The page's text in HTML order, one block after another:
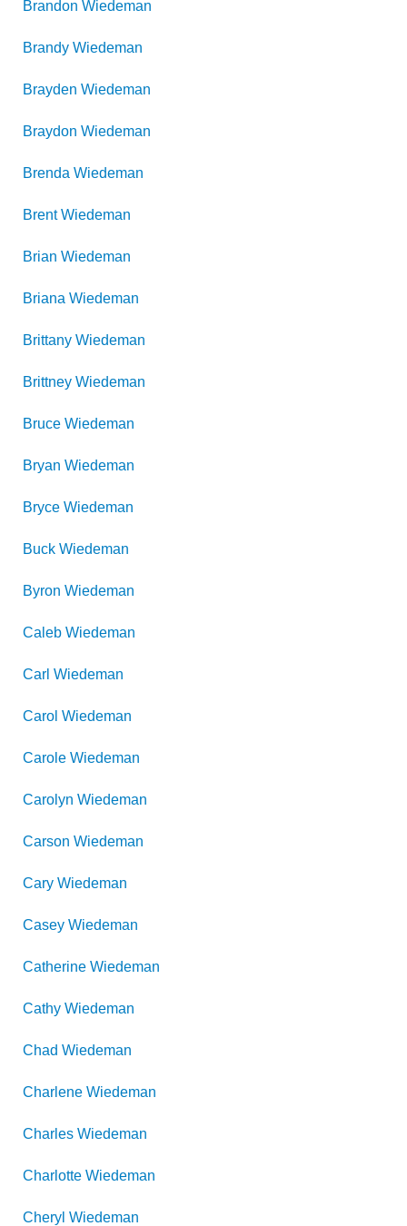
Brandon Wiedeman
Brandy Wiedeman
Brayden Wiedeman
Braydon Wiedeman
Brenda Wiedeman
Brent Wiedeman
Brian Wiedeman
Briana Wiedeman
Brittany Wiedeman
Brittney Wiedeman
Bruce Wiedeman
Bryan Wiedeman
Bryce Wiedeman
Buck Wiedeman
Byron Wiedeman
Caleb Wiedeman
Carl Wiedeman
Carol Wiedeman
Carole Wiedeman
Carolyn Wiedeman
Carson Wiedeman
Cary Wiedeman
Casey Wiedeman
Catherine Wiedeman
Cathy Wiedeman
Chad Wiedeman
Charlene Wiedeman
Charles Wiedeman
Charlotte Wiedeman
Cheryl Wiedeman